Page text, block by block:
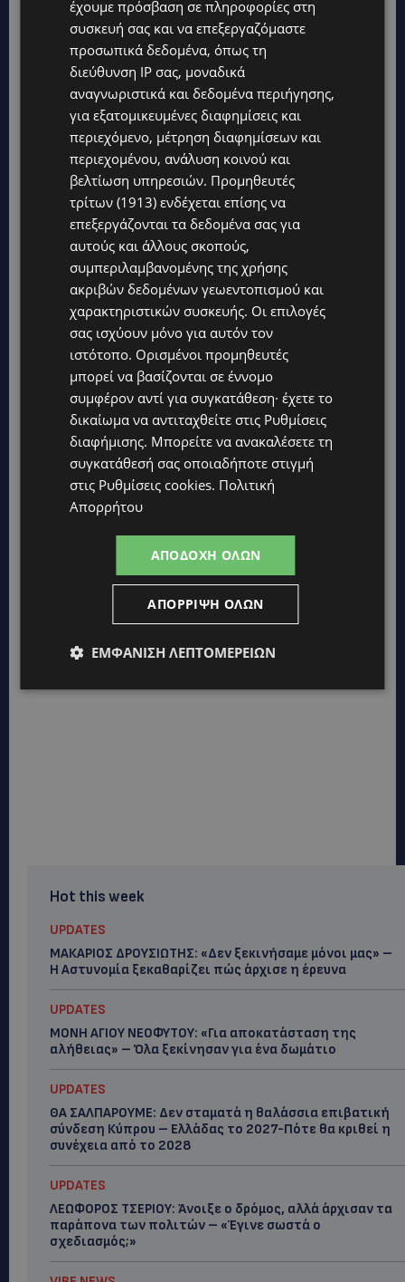
@LARNAKA @PAFOS CYPRUS TOP
TOP NICOSIA
WEATHER CYPRUS
ΕΠΙΚΑΙΡΌΤΗΤΑ ΛΕΜΕΣΌΣ
Hot this week
UPDATES
ΜΑΚΑΡΙΟΣ ΔΡΟΥΣΙΩΤΗΣ: «Δεν ξεκινήσαμε μόνοι μας» –
Η Αστυνομία ξεκαθαρίζει πώς άρχισε η έρευνα
UPDATES
ΜΟΝΗ ΑΓΙΟΥ ΝΕΟΦΥΤΟΥ: «Για αποκατάσταση της
αλήθειας» – Όλα ξεκίνησαν για ένα δωμάτιο
UPDATES
ΘΑ ΣΑΛΠΑΡΟΥΜΕ: Δεν σταματά η θαλάσσια επιβατική
σύνδεση Κύπρου – Ελλάδας το 2027-Πότε θα κριθεί η
συνέχεια από το 2028
UPDATES
ΛΕΩΦΟΡΟΣ ΤΣΕΡΙΟΥ: Άνοιξε ο δρόμος, αλλά άρχισαν τα
παράπονα των πολιτών – «Έγινε σωστά ο
σχεδιασμός;»
έχουμε πρόσβαση σε πληροφορίες στη
συσκευή σας και να επεξεργαζόμαστε
προσωπικά δεδομένα, όπως τη
διεύθυνση IP σας, μοναδικά
αναγνωριστικά και δεδομένα περιήγησης,
για εξατομικευμένες διαφημίσεις και
περιεχόμενο, μέτρηση διαφημίσεων και
περιεχομένου, ανάλυση κοινού και
βελτίωση υπηρεσιών. Προμηθευτές
τρίτων (1913) ενδέχεται επίσης να
επεξεργάζονται τα δεδομένα σας για
αυτούς και άλλους σκοπούς,
συμπεριλαμβανομένης της χρήσης
ακριβών δεδομένων γεωεντοπισμού και
χαρακτηριστικών συσκευής. Οι επιλογές
σας ισχύουν μόνο για αυτόν τον
ιστότοπο. Ορισμένοι προμηθευτές
μπορεί να βασίζονται σε έννομο
συμφέρον αντί για συγκατάθεση· έχετε το
δικαίωμα να αντιταχθείτε στις Ρυθμίσεις
διαφήμισης. Μπορείτε να ανακαλέσετε τη
συγκατάθεσή σας οποιαδήποτε στιγμή
στις Ρυθμίσεις cookies. Πολιτική
Απορρήτου
ΑΠΟΔΟΧΉ ΌΛΩΝ
ΑΠΌΡΡΙΨΗ ΌΛΩΝ
ΕΜΦΆΝΙΣΗ ΛΕΠΤΟΜΕΡΕΙΏΝ